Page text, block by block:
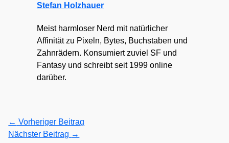
Stefan Holzhauer
Meist harmloser Nerd mit natürlicher
Affinität zu Pixeln, Bytes, Buchstaben und
Zahnrädern. Konsumiert zuviel SF und
Fantasy und schreibt seit 1999 online
darüber.
← Vorheriger Beitrag
Nächster Beitrag →